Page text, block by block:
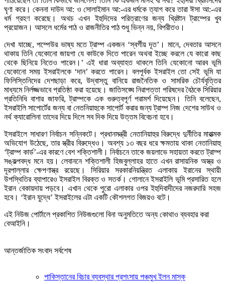
ঘৃণা করে। কেননা দাউদ আ: ও সোলাইমান আ:-এর ধর্মকে ত্যাগ করে তারা ঈসা আ:-এর
ধর্ম গ্রহণ করেছে। অথচ এখন ইহুদিদের পরিত্রাণের জন্য খ্রিষ্টান ট্রাম্পের খুব
প্রয়োজন। আসলে ধর্মের পাঠ ও রাজনীতির পাঠ শুধু ভিন্ন নয়, বিপরীতও।
দেখা যাচ্ছে, পম্পেউর ভাষ্য মতে ট্রাম্প একজন ‘স্বর্গীয় দূত’। মানে, দেবতার আসনে
থাকায় তিনি যেকোনো জায়গা যে কাউকে দিতে পারেন অথবা ইচ্ছে করলে যে কারো কাছ
থেকে ছিনিয়ে নিতেও পারেন।’ এই ধারা অব্যাহত থাকলে তিনি যেকোনো আরব ভূমি
যেকোনো সময় ইসরাইলকে ‘দান’ করতে পারেন। বলপূর্বক ইসরাইল তো সেই ভূমি যা
ফিলিস্তিনিদের দেশছাড়া করে, উদ্বাস্তু বানিয়ে রাজনৈতিক ও সামরিক চৌর্যবৃত্তির
মাধ্যমে নির্লজ্জভাবে প্রতিষ্ঠা করা হয়েছে। জাতিসঙ্ঘে নিরাপত্তা পরিষদের বৈঠকে সিরিয়ার
প্রতিনিধি বাশার জাফরি, ট্রাম্পকে এক গুরুত্বপূর্ণ পরামর্শ দিয়েছেন। তিনি বলেছেন,
ইসরাইলি সাপোর্টের জন্য বা নেতনিয়াহুকে সাপোর্ট করার জন্য ট্রাম্প নিজ দেশের সাউথ ও
নর্থ ক্যারোলিনা তাদের দিয়ে দিলে সব দিক দিয়ে উত্তম বিবেচনা হবে।
ইসরাইলে সাধারণ নির্বাচন সন্নিকটে। প্রধানমন্ত্রী নেতানিয়াহুর বিরুদ্ধে দুর্নীতির মারাত্মক
অভিযোগ উঠেছে, তার স্ত্রীর বিরুদ্ধেও। অবশ্য ১৩ বছর ধরে ক্ষমতায় থাকা নেতানিয়াহু
‘ট্রাম্প কার্ড’-এর কারণে বেশ শক্তিশালী। নির্বাচনে তাকে জয়লাভে সহায়তা করতে ট্রাম্প
সঙ্কল্পবদ্ধ মনে হয়। লেবাননে শক্তিশালী হিজবুল্লাহর হাতে এখন রাসায়নিক অস্ত্র ও
দূরপাল্লার ক্ষেপণাস্ত্র রয়েছে। সিরিয়ার সরকারনিয়ন্ত্রিত এলাকায় ইরানের স্থায়ী
উপস্থিতির ব্যাপারেও ইসরাইল বিরক্ত ও সতর্ক। গোলানে ইসরাইলি ভূমি প্রসারিত হলে
ইরান বেকায়দায় পড়বে। এখান থেকে পুরো এলাকার ওপর ইহুদিবাদীদের নজরদারি সহজ
হবে। ‘ইরান যুদ্ধে’ ইসরাইলের এটা একটি কৌশলগত বিজয়ও বটে।
এই নিউজ পোর্টালে প্রকাশিত নিউজগুলো বিনা অনুমতিতে অন্য কোথাও ব্যবহার করা
বেআইনি।
আন্তর্জাতিক সংবাদ সর্বশেষ
পাকিস্তানের বিচার ব্যবস্থার প্রশংসায় পঞ্চমুখ ইলন মাস্ক